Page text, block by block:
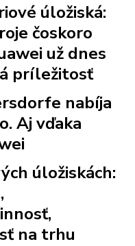
úložiská:
čoskoro
už dnes
príležitosť
nabíja
Aj vďaka
úložiskách:
na trhu